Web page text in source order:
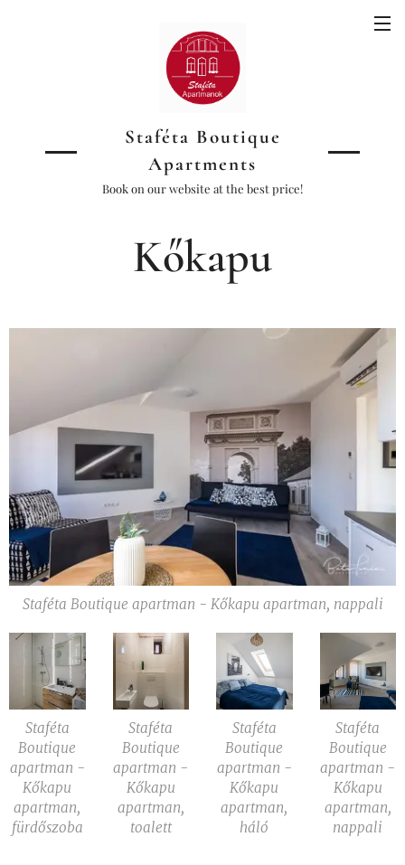
Staféta Boutique
Apartments
Book on our website at the best price!
Kőkapu
Staféta Boutique apartman - Kőkapu apartman, nappali
Staféta
Boutique
apartman -
Kőkapu
apartman,
fürdőszoba
Staféta
Boutique
apartman -
Kőkapu
apartman,
toalett
Staféta
Boutique
apartman -
Kőkapu
apartman,
háló
Staféta
Boutique
apartman -
Kőkapu
apartman,
nappali